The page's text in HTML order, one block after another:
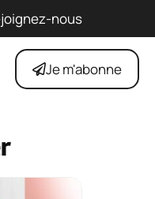
nous
Je m'abonne